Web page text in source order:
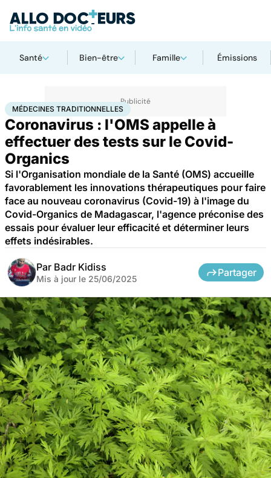
Santé Bien-être Famille Émissions
AccueilSanté MédicamentsMédecines traditionnelles
MÉDECINES TRADITIONNELLES
Coronavirus : l'OMS appelle à
effectuer des tests sur le Covid-
Organics
Si l'Organisation mondiale de la Santé (OMS) accueille
favorablement les innovations thérapeutiques pour faire
face au nouveau coronavirus (Covid-19) à l'image du
Covid-Organics de Madagascar, l'agence préconise des
essais pour évaluer leur efficacité et déterminer leurs
effets indésirables.
Par Badr Kidiss
Mis à jour le 25/06/2025
Partager